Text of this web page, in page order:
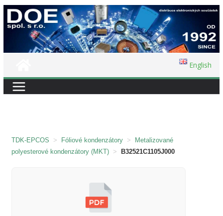
Přeskočit
na
English
TDK-EPCOS > Fóliové kondenzátory >
Metalizované
polyesterové kondenzátory (MKT) > B32521C1105J000